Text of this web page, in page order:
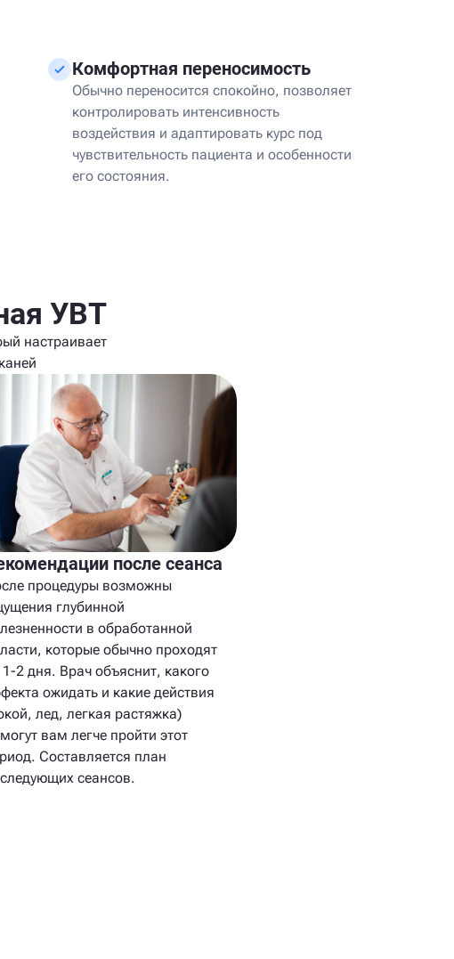
Комфортная переносимость
Обычно переносится спокойно, позволяет
контролировать интенсивность
воздействия и адаптировать курс под
чувствительность пациента и особенности
его состояния.
УВТ
настраивает
после сеанса
процедуры возможны
глубинной
в обработанной
которые обычно проходят
1-2 дня. Врач объяснит, какого
ожидать и какие действия
лед, легкая растяжка)
вам легче пройти этот
Составляется план
сеансов.